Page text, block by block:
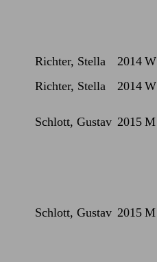
Richter, Stella 2014 W
Richter, Stella
2014 W
Schlott, Gustav 2015 M
Schlott, Gustav 2015 M